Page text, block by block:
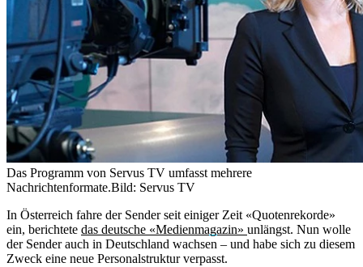
Das Programm von Servus TV umfasst mehrere
Nachrichtenformate.Bild: Servus TV
In Österreich fahre der Sender seit einiger Zeit «Quotenrekorde»
ein, berichtete das deutsche «Medienmagazin» unlängst. Nun wolle
der Sender auch in Deutschland wachsen – und habe sich zu diesem
Zweck eine neue Personalstruktur verpasst.